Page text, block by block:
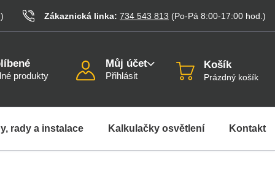
) Zákaznická linka: 734 543 813 (Po-Pá 8:00-17:00 hod. )
produkty
Můj účet
Přihlásit
Košík
Prázdný košík
rady a instalace Kalkulačky osvětlení Kontakt